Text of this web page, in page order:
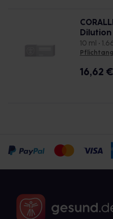
Dilution
10 ml •
16,62 €